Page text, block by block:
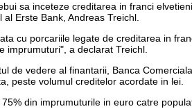
sa inceteze creditarea in franci
Erste Bank, Andreas Treichl.
cu porcariile legate de creditarea in
imprumuturi", a declarat Treichl.
de vedere al finantarii, Banca
peste volumul creditelor acordate in lei.
din imprumuturile in euro catre